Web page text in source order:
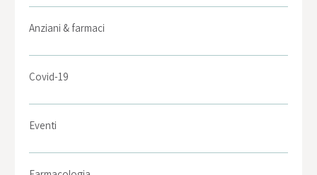
Anziani & farmaci
Covid-19
Eventi